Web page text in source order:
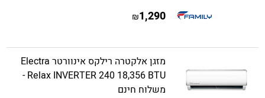
1,290
₪
מזגן אלקטרה רילקס אינוורטר Electra
Relax INVERTER 240 18,356 BTU -
משלוח חינם